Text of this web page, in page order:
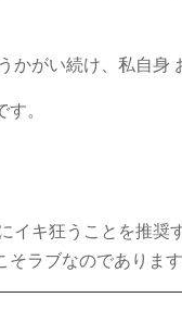
かがい続け、私自
。
キ狂うことを推奨
ラブなのであります